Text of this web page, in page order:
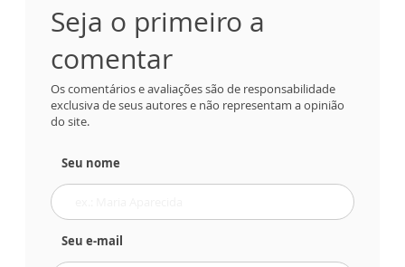
Seja o primeiro a
comentar
Os comentários e avaliações são de responsabilidade
exclusiva de seus autores e não representam a opinião
do site.
Seu nome
Seu e-mail